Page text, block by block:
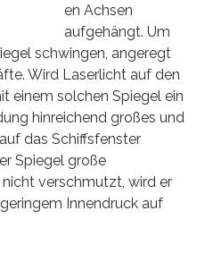
en Achsen
aufgehängt. Um
schwingen, angeregt
Wird Laserlicht auf den
einem solchen Spiegel ein
hinreichend großes und
das Schiffsfenster
Spiegel große
verschmutzt, wird er
Innendruck auf